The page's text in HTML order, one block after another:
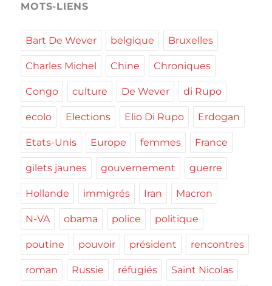
MOTS-LIENS
Bart De Wever belgique Bruxelles
Charles Michel Chine Chroniques
Congo culture De Wever di Rupo
ecolo Elections Elio Di Rupo Erdogan
Etats-Unis Europe femmes France
gilets jaunes gouvernement guerre
Hollande immigrés Iran Macron
N-VA obama police politique
poutine pouvoir président rencontres
roman Russie réfugiés Saint Nicolas